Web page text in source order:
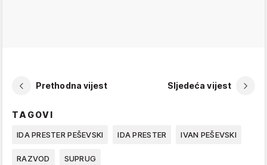
Prethodna vijest Sljedeća vijest
TAGOVI
IDA PRESTER PEŠEVSKI IDA PRESTER IVAN PEŠEVSKI
RAZVOD SUPRUG